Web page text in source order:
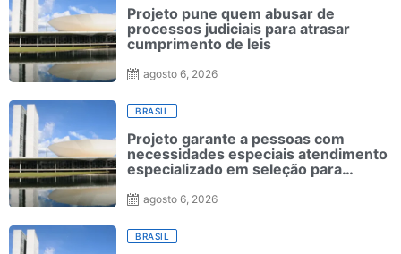
Projeto pune quem abusar de
processos judiciais para atrasar
cumprimento de leis
agosto 6, 2026
BRASIL
Projeto garante a pessoas com
necessidades especiais atendimento
especializado em seleção para
agosto 6, 2026
BRASIL